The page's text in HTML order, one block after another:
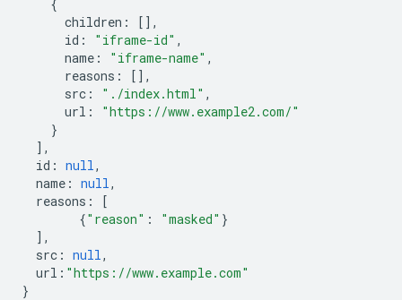
{
children :
[],
id : "iframe-id" ,
name : "iframe-name" ,
reasons :
[],
src : "./index.html" ,
url :
"https://www.example2.com/"
}
],
id : null,
name : null,
reasons :
[
{"reason" : "masked" }
],
src : null,
url : "https://www.example.com"
}